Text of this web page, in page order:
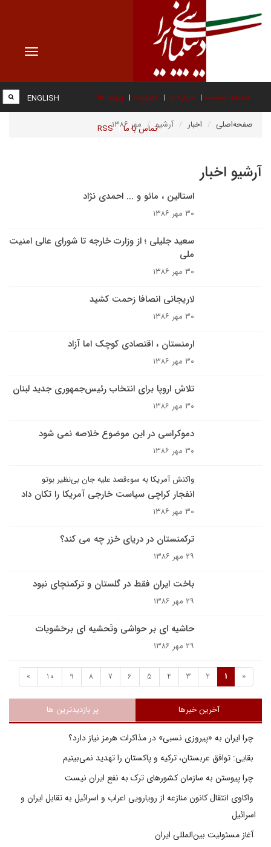
Toggle
صفحه نخست درباره ما عضویت پیوند ها
تماس با ما RSS
ENGLISH
صفحه‌اصلی اخبار آرشیو مهر ۱۳۸۶
آرشیو اخبار
استالين ،‌ مائو و ... احمدى نژاد
۳۰ مهر ۱۳۸۶
سعید جلیلی ؛ از وزارت خارجه تا شورای عالی امنيت
ملی
۳۰ مهر ۱۳۸۶
لاريجانى انصافا زحمت کشيد
۳۰ مهر ۱۳۸۶
ارمنستان ، اقتصادی کوچک اما آزاد
۳۰ مهر ۱۳۸۶
تلاش اروپا براى انتخاب رئيس‌جمهورى جديد لبنان
۳۰ مهر ۱۳۸۶
دموکراسی در این موضوع خلاصه نمی شود
۳۰ مهر ۱۳۸۶
واکنش آمریکا به سوءقصد علیه جان بی‌نظیر بوتو
انفجار کراچی سیاست خارجی آمریکا را تکان داد
۳۰ مهر ۱۳۸۶
ترکمنستان در دریای خزر چه می کند؟
۲۹ مهر ۱۳۸۶
باخت ایران فقط در گلستان و ترکمنچای نبود
۲۹ مهر ۱۳۸۶
حاشيه اى بر حواشى وتَحشيه اى برحَشویات
۲۹ مهر ۱۳۸۶
«
1
2
3
4
5
6
7
8
9
10
»
آخرین خبرها پر بازدیدترین ها
چرا ایران به «پیروزی نسبی» در مذاکرات هرمز نیاز دارد؟
بقایی: توافق عربستان، ترکیه و پاکستان را تهدید نمی‌بینیم
چرا پیوستن به سازمان کشورهای ترک به نفع ایران نیست
واکاوی انتقال کانون منازعه از رویارویی اعراب و اسرائیل به تقابل ایران و
اسرائیل
آغاز مسئولیت بین‌المللی ایران